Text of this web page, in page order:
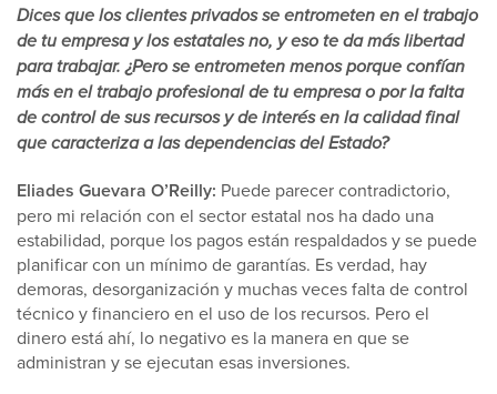
Dices que los clientes privados se entrometen en el trabajo
de tu empresa y los estatales no, y eso te da más libertad
para trabajar. ¿Pero se entrometen menos porque confían
más en el trabajo profesional de tu empresa o por la falta
de control de sus recursos y de interés en la calidad final
que caracteriza a las dependencias del Estado?
Eliades Guevara O’Reilly: Puede parecer contradictorio,
pero mi relación con el sector estatal nos ha dado una
estabilidad, porque los pagos están respaldados y se puede
planificar con un mínimo de garantías. Es verdad, hay
demoras, desorganización y muchas veces falta de control
técnico y financiero en el uso de los recursos. Pero el
dinero está ahí, lo negativo es la manera en que se
administran y se ejecutan esas inversiones.